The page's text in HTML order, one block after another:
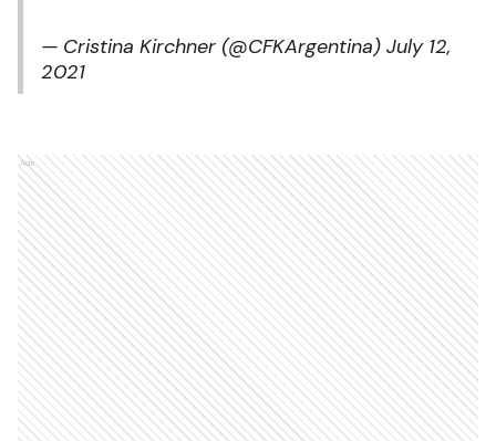
— Cristina Kirchner (@CFKArgentina) July 12,
2021
Ads